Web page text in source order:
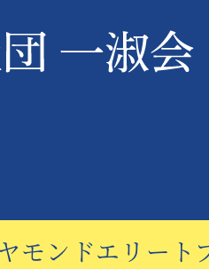
モンドエリート